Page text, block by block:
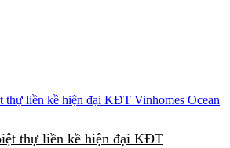
thự liền kề hiện đại KĐT